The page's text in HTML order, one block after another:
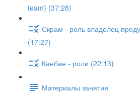
team) (37:28)
Скрам - роль владелец
(17:27)
Канбан - роли (22:13)
Материалы занятия